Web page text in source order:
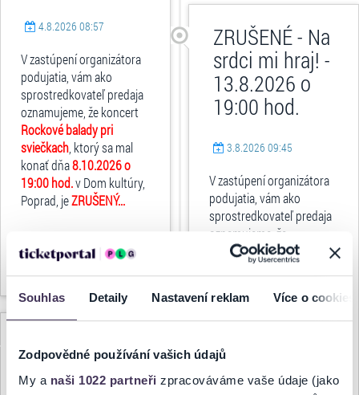
Souhlas Detaily Nastavení reklam Více o cookies
Zodpovědné používání vašich údajů
My a naši 1022 partneři zpracováváme vaše údaje (jako
4.8.2026 08:57
V zastúpení organizátora
podujatia, vám ako
sprostredkovateľ predaja
oznamujeme, že koncert
Rockové balady pri
sviečkach , ktorý sa mal
konať dňa8.10.2026 o
19:00 hod.v Dom kultúry,
Poprad, jeZRUŠENÝ...
celý článok
ZRUŠENÉ - Na
srdci mi hraj! -
13.8.2026 o
19:00 hod.
3.8.2026 09:45
V zastúpení organizátora
podujatia, vám ako
sprostredkovateľ predaja
oznamujeme, že
predstavenieNa srdci mi
, ktoré sa malo konať
hod.v Amfiteáter Trnava, je
ZRUŠENÉ...
celý článok
ZRUŠENÉ -
Orchester